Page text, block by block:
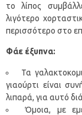
το λίπος
λιγότερο
περισσότερο στο
Φάε έξυπνα:
Τα
γιαούρτι είναι
λιπαρά, για αυτό
Όμοια, με